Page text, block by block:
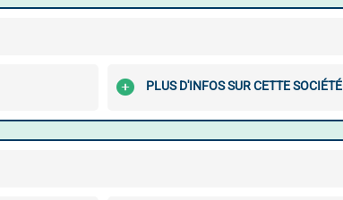
PLUS D'INFOS SUR CETTE SOCIÉTÉ